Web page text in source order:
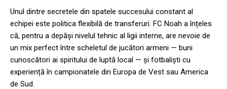
Unul dintre secretele din spatele succesului constant al
echipei este politica flexibilă de transferuri. FC Noah a înțeles
că, pentru a depăși nivelul tehnic al ligii interne, are nevoie de
un mix perfect între scheletul de jucători armeni — buni
cunoscători ai spiritului de luptă local — și fotbaliști cu
experiență în campionatele din Europa de Vest sau America
de Sud.